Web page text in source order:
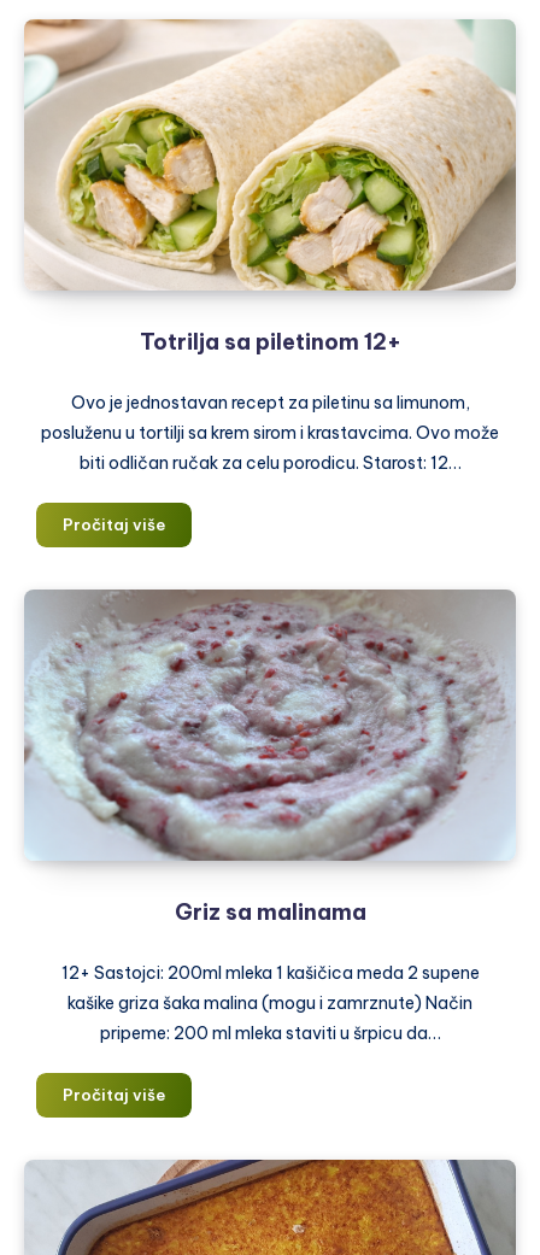
Totrilja sa piletinom 12+
Ovo je jednostavan recept za piletinu sa limunom,
posluženu u tortilji sa krem sirom i krastavcima. Ovo može
biti odličan ručak za celu porodicu. Starost: 12…
Pročitaj višeTotrilja
sa
12+
Griz sa malinama
12+ Sastojci: 200ml mleka 1 kašičica meda 2 supene
kašike griza šaka malina (mogu i zamrznute) Način
pripeme: 200 ml mleka staviti u šrpicu da…
Pročitaj višeGriz
sa